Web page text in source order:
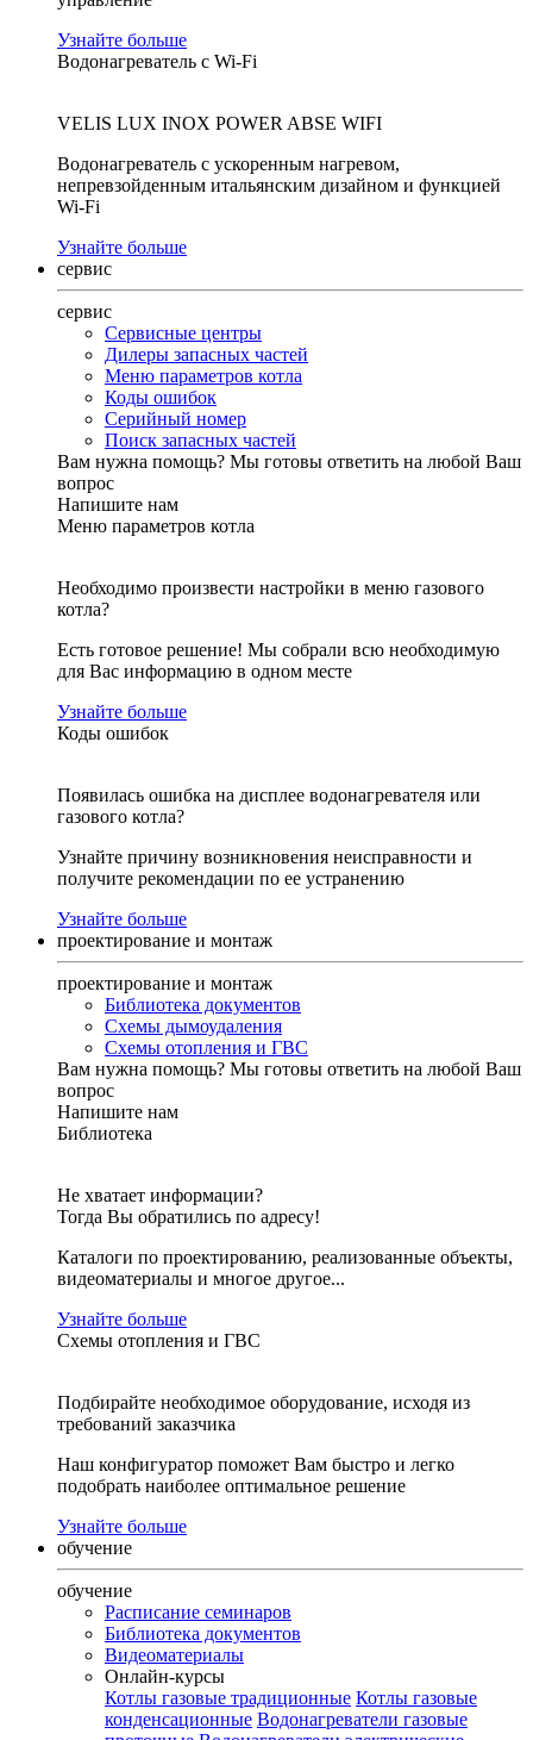
Узнайте больше
Водонагреватель с Wi-Fi
VELIS LUX INOX POWER ABSE WIFI
Водонагреватель с ускоренным нагревом,
непревзойденным итальянским дизайном и функцией
Wi-Fi
Узнайте больше
сервис
сервис
Сервисные центры
Дилеры запасных частей
Меню параметров котла
Коды ошибок
Серийный номер
Поиск запасных частей
Вам нужна помощь? Мы готовы ответить на любой Ваш
вопрос
Напишите нам
Меню параметров котла
Необходимо произвести настройки в меню газового
котла?
Есть готовое решение! Мы собрали всю необходимую
для Вас информацию в одном месте
Узнайте больше
Коды ошибок
Появилась ошибка на дисплее водонагревателя или
газового котла?
Узнайте причину возникновения неисправности и
получите рекомендации по ее устранению
Узнайте больше
проектирование и монтаж
проектирование и монтаж
Библиотека документов
Схемы дымоудаления
Схемы отопления и ГВС
Вам нужна помощь? Мы готовы ответить на любой Ваш
вопрос
Напишите нам
Библиотека
Не хватает информации?
Тогда Вы обратились по адресу!
Каталоги по проектированию, реализованные объекты,
видеоматериалы и многое другое...
Узнайте больше
Схемы отопления и ГВС
Подбирайте необходимое оборудование, исходя из
требований заказчика
Наш конфигуратор поможет Вам быстро и легко
подобрать наиболее оптимальное решение
Узнайте больше
обучение
обучение
Расписание семинаров
Библиотека документов
Видеоматериалы
Онлайн-курсы
Котлы газовые традиционные Котлы газовые
конденсационные Водонагреватели газовые